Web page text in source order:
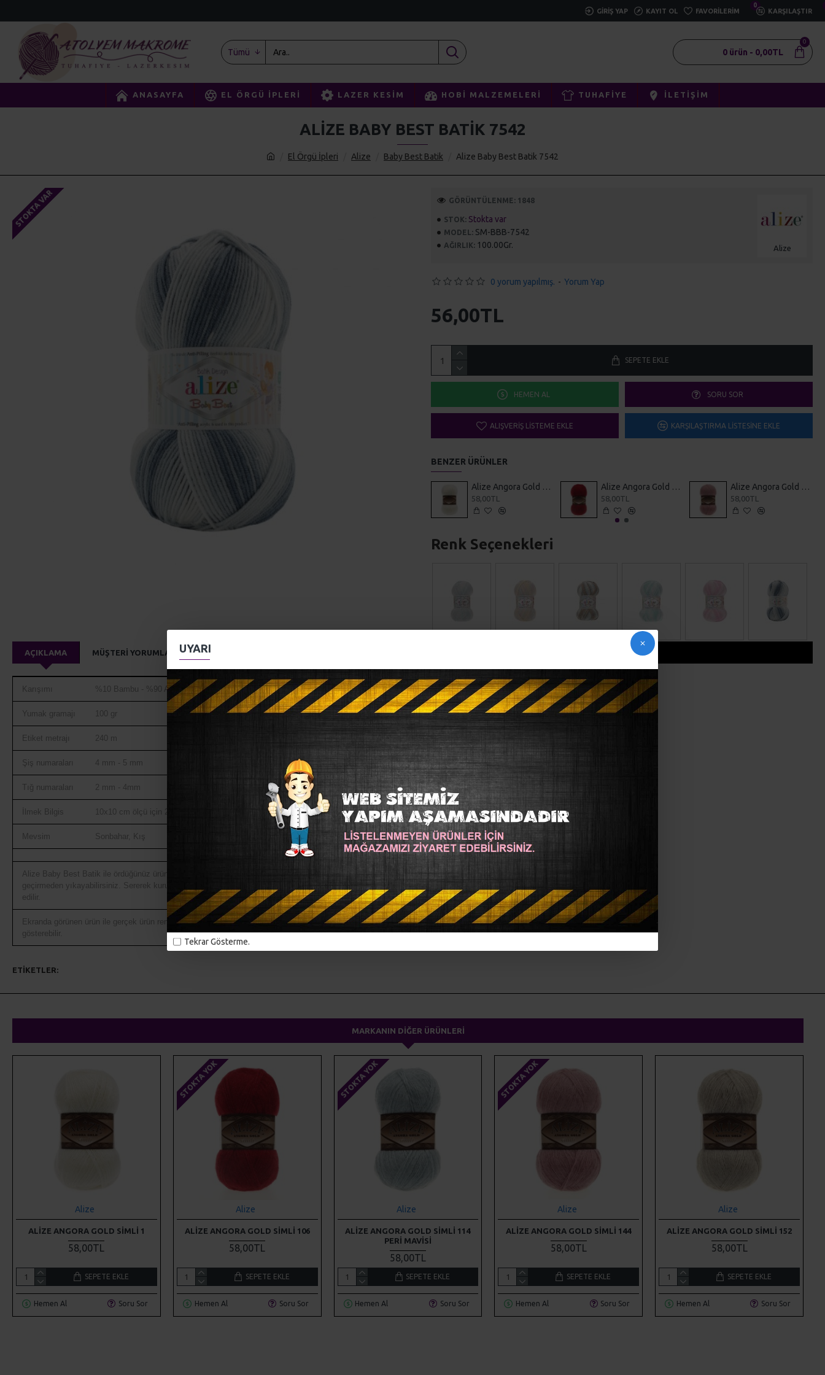
UYARI
Tekrar Gösterme.
GIRIŞ YAP KAYIT OL FAVORILERIM
0
KARŞILAŞTIR
Tümü 0 ürün - 0,00TL
0
ANASAYFA EL ÖRGÜ İPLERI LAZER KESIM HOBI MALZEMELERI TUHAFIYE İLETIŞIM
El Örgü İpleri Alize Baby Best Batik Alize Baby Best Batik 7542
ALIZE BABY BEST BATIK 7542
STOKTA VAR STOK: Stokta var
MODEL: SM-BBB-7542
AĞIRLIK: 100.00Gr. Alize
GÖRÜNTÜLENME: 1848
0 yorum yapılmış. - Yorum Yap
56,00TL
SEPETE EKLE
HEMEN AL SORU SOR
ALIŞVERIŞ LISTEME EKLE KARŞILAŞTIRMA LISTESINE EKLE
BENZER ÜRÜNLER
Alize Angora Gold Simli 1
58,00TL
Alize Angora Gold Simli 106
58,00TL
Alize Angora Gold Simli 144
58,00TL
Renk Seçenekleri
AÇIKLAMA MÜŞTERI YORUMLARI
Karışımı %10 Bambu - %90 Anti-Piling Akrilik
Yumak gramajı 100 gr
Etiket metrajı 240 m
Şiş numaraları 4 mm - 5 mm
Tığ numaraları 2 mm - 4mm
İlmek Bilgis 10x10 cm ölçü için 29 sıra 20 ilmek
Mevsim Sonbahar, Kış
Alize Baby Best Batik ile ördüğünüz ürünleri 30° yi
geçirmeden yıkayabilirsiniz. Sererek kurutmanız tavsiye
edilir.
Ekranda görünen ürün ile gerçek ürün rengi ton farklılığı
gösterebilir.
ETIKETLER:
MARKANIN DIĞER ÜRÜNLERI
Alize
ALIZE ANGORA GOLD SIMLI 1
58,00TL
SEPETE EKLE
Hemen Al Soru Sor
STOKTA YOK
Alize
ALIZE ANGORA GOLD SIMLI 106
58,00TL
SEPETE EKLE
Hemen Al Soru Sor
STOKTA YOK
Alize
ALIZE ANGORA GOLD SIMLI 114
PERI MAVISI
58,00TL
SEPETE EKLE
Hemen Al Soru Sor
STOKTA YOK
Alize
ALIZE ANGORA GOLD SIMLI 144
58,00TL
SEPETE EKLE
Hemen Al Soru Sor
Alize
ALIZE ANGORA GOLD SIMLI 152
58,00TL
SEPETE EKLE
Hemen Al Soru Sor